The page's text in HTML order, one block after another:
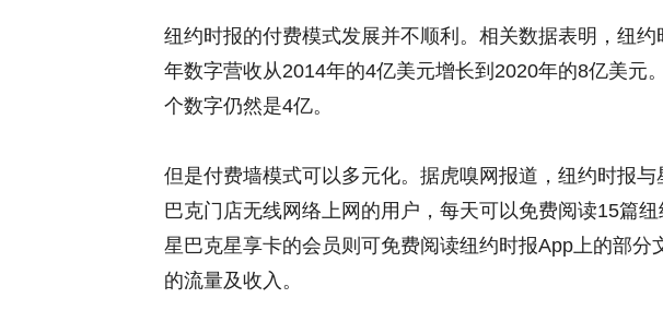
纽约时报的付费模式发展并不顺利。相关数据表明，纽
年数字营收从2014年的4亿美元增长到2020年的8亿美元
个数字仍然是4亿。
但是付费墙模式可以多元化。据虎嗅网报道，纽约时报
巴克门店无线网络上网的用户，每天可以免费阅读15篇
星巴克星享卡的会员则可免费阅读纽约时报App上的部分
的流量及收入。